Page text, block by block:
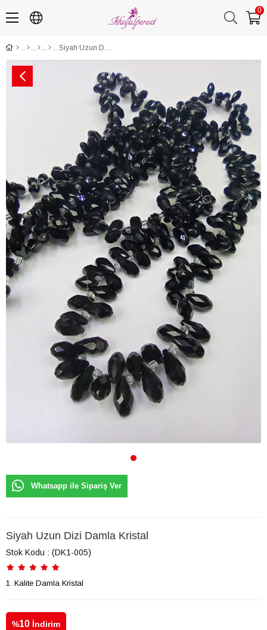
0
Siyah Uzun Dizi Damla Kristal
Whatsapp ile Sipariş Ver
Siyah Uzun Dizi Damla Kristal
Stok Kodu (DK1-005)
1. Kalite Damla Kristal
%10 İndirim